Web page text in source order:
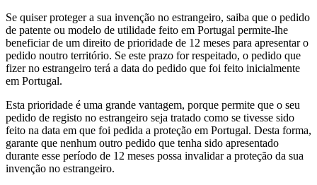
Se quiser proteger a sua invenção no estrangeiro, saiba que o pedido
de patente ou modelo de utilidade feito em Portugal permite-lhe
beneficiar de um direito de prioridade de 12 meses para apresentar o
pedido noutro território. Se este prazo for respeitado, o pedido que
fizer no estrangeiro terá a data do pedido que foi feito inicialmente
em Portugal.
Esta prioridade é uma grande vantagem, porque permite que o seu
pedido de registo no estrangeiro seja tratado como se tivesse sido
feito na data em que foi pedida a proteção em Portugal. Desta forma,
garante que nenhum outro pedido que tenha sido apresentado
durante esse período de 12 meses possa invalidar a proteção da sua
invenção no estrangeiro.